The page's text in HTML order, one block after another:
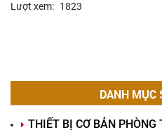
Lượt xem: 1823
DANH MỤC
THIẾT BỊ CƠ BẢN PHÒNG